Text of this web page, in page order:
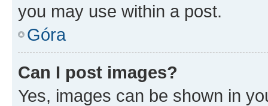
you may use within a post.
Góra
Can I post images?
Yes, images can be shown in